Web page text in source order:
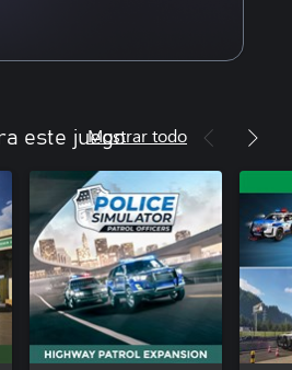
este juegoMostrar todo